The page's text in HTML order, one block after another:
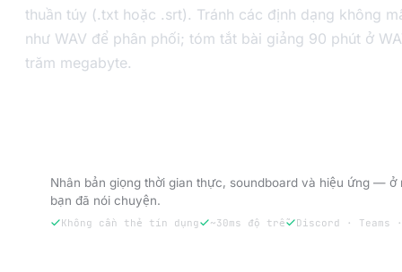
thuần túy (.txt hoặc .srt). Tránh các định dạng không
như WAV để phân phối; tóm tắt bài giảng 90 phút ở
trăm megabyte.
Nhân bản giọng thời gian thực, soundboard và hiệu ứng — ở
bạn đã nói chuyện.
Không cần thẻ tín dụng ~30ms độ trễ Discord · Teams ·